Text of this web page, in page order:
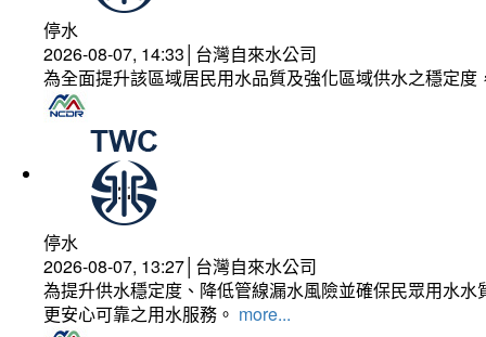
停水
2026-08-07, 14:33│台灣自來水公司
為全面提升該區域居民用水品質及強化區域供水之穩定
停水
2026-08-07, 13:27│台灣自來水公司
為提升供水穩定度、降低管線漏水風險並確保民眾用水
更安心可靠之用水服務。 more...